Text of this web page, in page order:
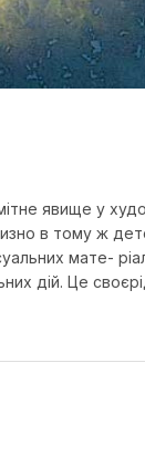
явище у
в тому ж
мате-
дій. Це